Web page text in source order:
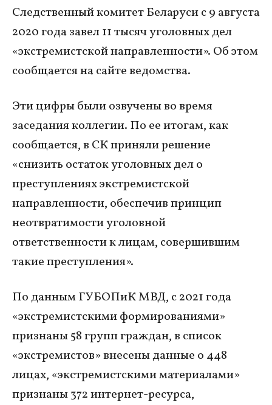
Следственный комитет Беларуси с 9 августа
2020 года завел 11 тысяч уголовных дел
«экстремистской направленности». Об этом
сообщается на сайте ведомства.
Эти цифры были озвучены во время
заседания коллегии. По ее итогам, как
сообщается, в СК приняли решение
«снизить остаток уголовных дел о
преступлениях экстремистской
направленности, обеспечив принцип
неотвратимости уголовной
ответственности к лицам, совершившим
такие преступления».
По данным ГУБОПиК МВД, с 2021 года
«экстремистскими формированиями»
признаны 58 групп граждан, в список
«экстремистов» внесены данные о 448
лицах, «экстремистскими материалами»
признаны 372 интернет-ресурса,